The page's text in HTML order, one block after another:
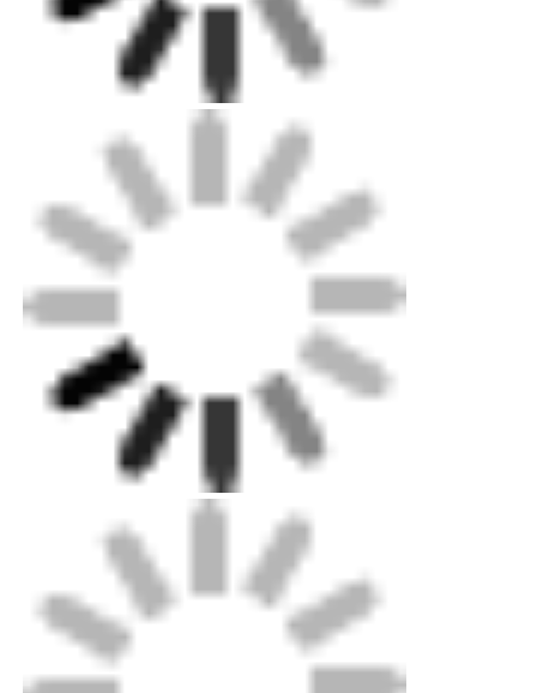
벽 세척기 스트립 라이트
360° LED 조명
3D 네온 빛
맨 LED 스트립
AC은 모듈을 이끌었습니다
DC LED 모듈
대형 네온 조명
미니 벽 세척기
사우나 라이트 바